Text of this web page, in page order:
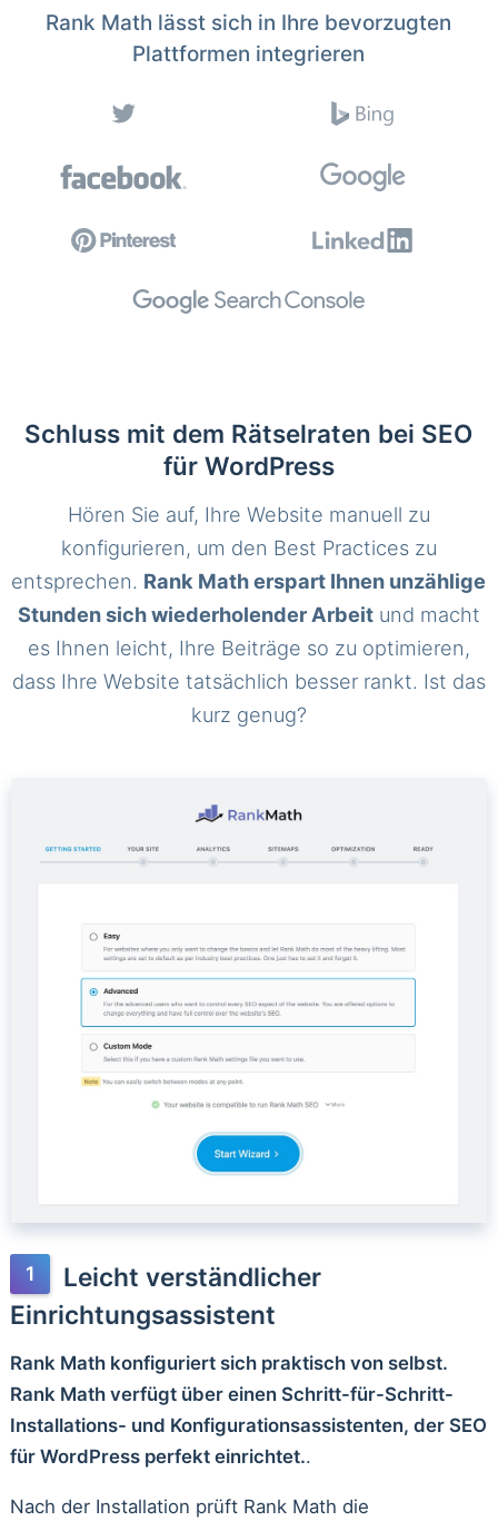
Rank Math lässt sich in Ihre bevorzugten
Plattformen integrieren
Schluss mit dem Rätselraten bei SEO
für WordPress
Hören Sie auf, Ihre Website manuell zu
konfigurieren, um den Best Practices zu
entsprechen. Rank Math erspart Ihnen unzählige
Stunden sich wiederholender Arbeitund macht
es Ihnen leicht, Ihre Beiträge so zu optimieren,
dass Ihre Website tatsächlich besser rankt. Ist das
kurz genug?
Leicht verständlicher
Einrichtungsassistent
Rank Math konfiguriert sich praktisch von selbst.
Rank Math verfügt über einen Schritt-für-Schritt-
Installations- und Konfigurationsassistenten, der SEO
für WordPress perfekt einrichtet..
Nach der Installation prüft Rank Math die